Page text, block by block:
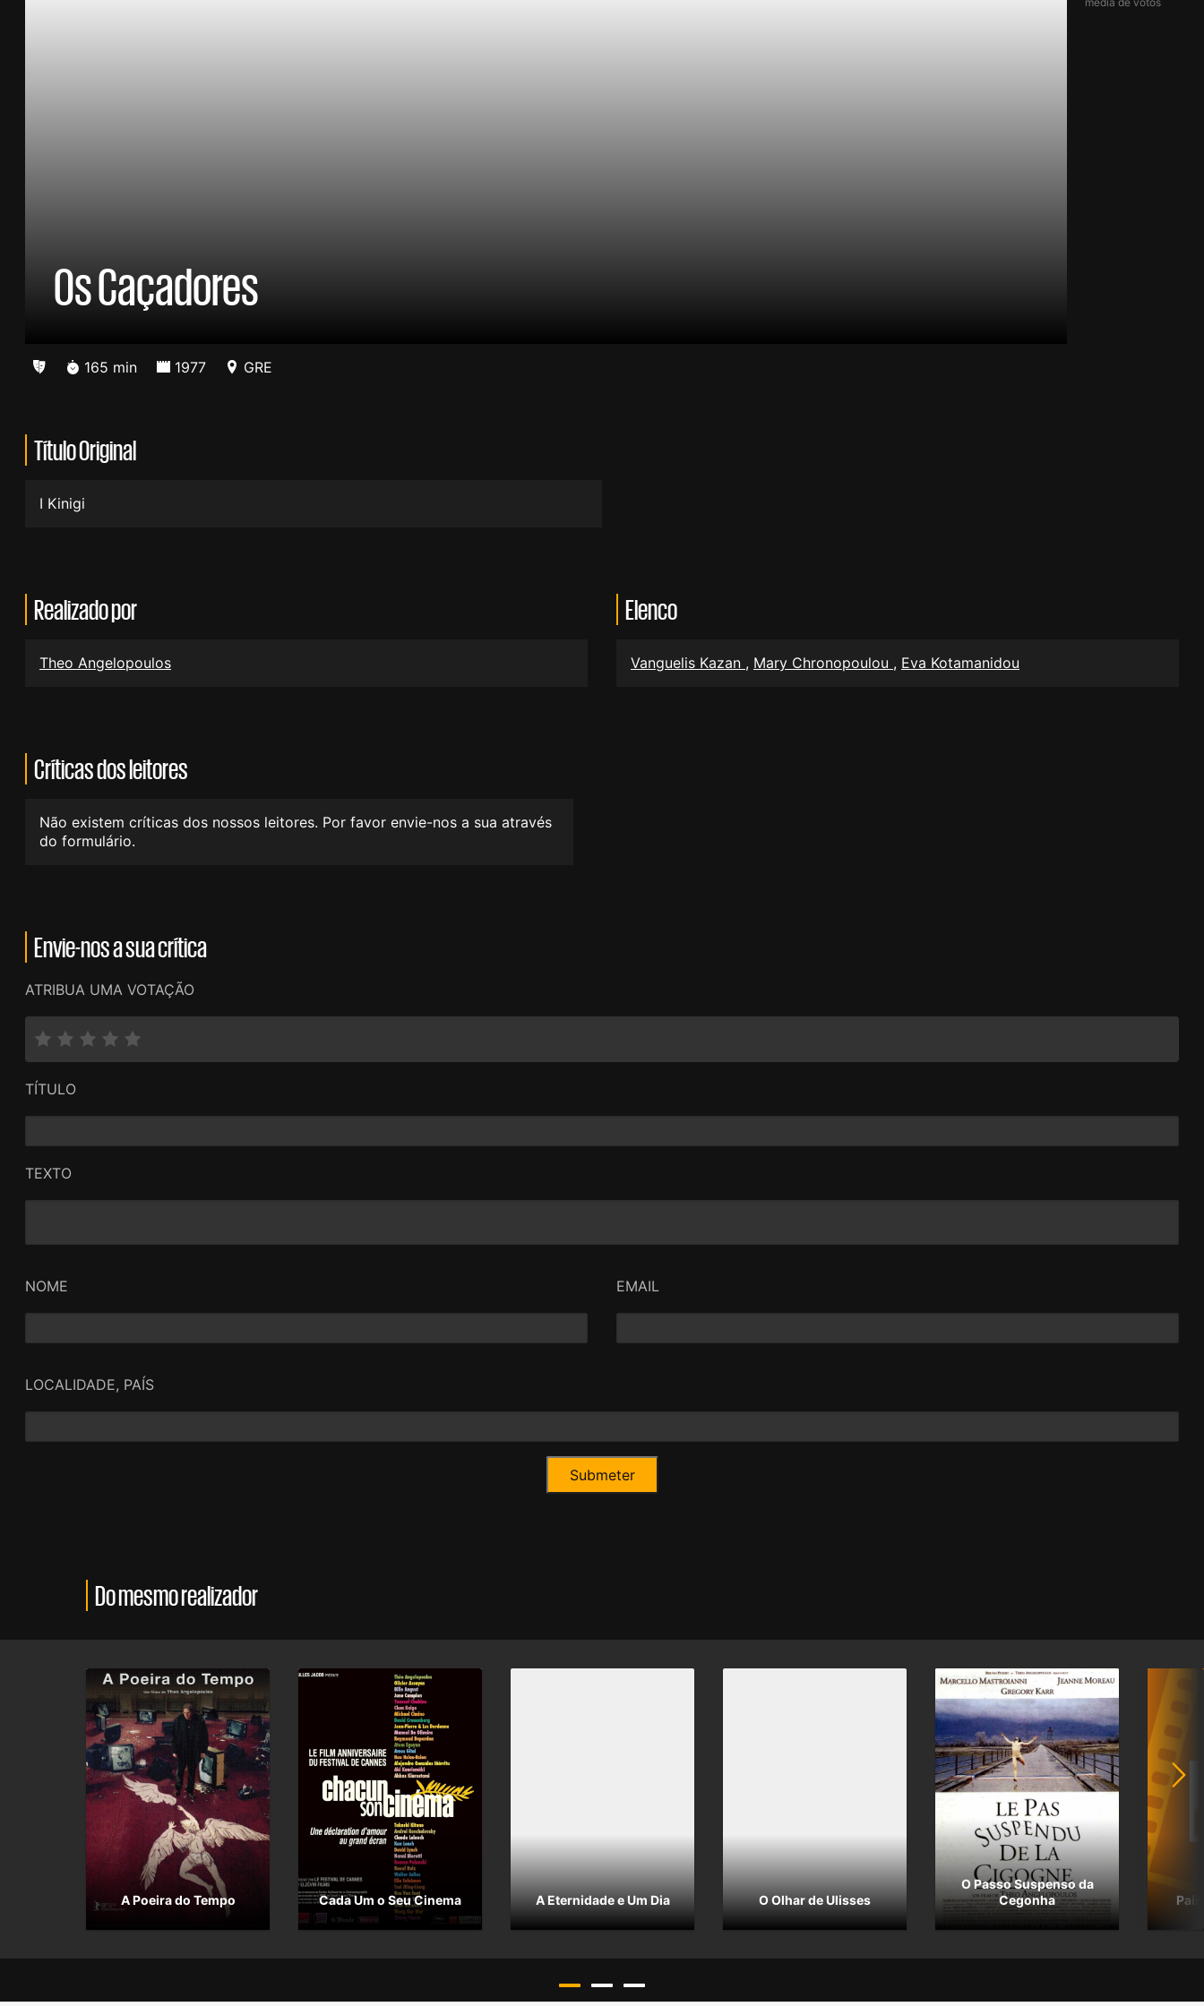
Os Caçadores
165 min 1977 GRE
Título Original
I Kinigi
Realizado por
Theo Angelopoulos
Elenco
Vanguelis Kazan , Mary Chronopoulou , Eva Kotamanidou
Críticas dos leitores
Não existem críticas dos nossos leitores. Por favor envie-nos a sua através
do formulário.
Envie-nos a sua crítica
ATRIBUA UMA VOTAÇÃO
TÍTULO
TEXTO
NOME EMAIL
LOCALIDADE, PAÍS
Do mesmo realizador
A Poeira do Tempo Cada Um o Seu Cinema A Eternidade e Um Dia O Olhar de Ulisses
O Passo Suspenso da
Cegonha